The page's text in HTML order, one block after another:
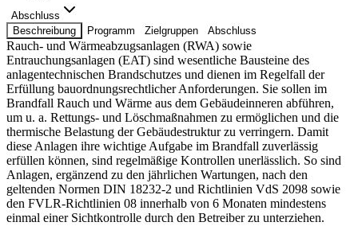
Abschluss
Beschreibung
Programm Zielgruppen Abschluss
Rauch- und Wärmeabzugsanlagen (RWA) sowie
Entrauchungsanlagen (EAT) sind wesentliche Bausteine des
anlagentechnischen Brandschutzes und dienen im Regelfall der
Erfüllung bauordnungsrechtlicher Anforderungen. Sie sollen im
Brandfall Rauch und Wärme aus dem Gebäudeinneren abführen,
um u. a. Rettungs- und Löschmaßnahmen zu ermöglichen und die
thermische Belastung der Gebäudestruktur zu verringern. Damit
diese Anlagen ihre wichtige Aufgabe im Brandfall zuverlässig
erfüllen können, sind regelmäßige Kontrollen unerlässlich. So sind
Anlagen, ergänzend zu den jährlichen Wartungen, nach den
geltenden Normen DIN 18232-2 und Richtlinien VdS 2098 sowie
den FVLR-Richtlinien 08 innerhalb von 6 Monaten mindestens
einmal einer Sichtkontrolle durch den Betreiber zu unterziehen.